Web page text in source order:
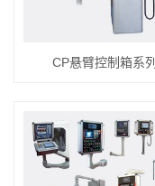
CP悬臂控制箱系列